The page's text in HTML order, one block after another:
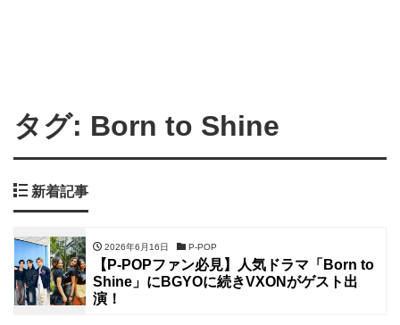
タグ: Born to Shine
新着記事
2026年6月16日 P-POP
【P-POPファン必見】人気ドラマ「Born to
Shine」にBGYOに続きVXONがゲスト出
演！